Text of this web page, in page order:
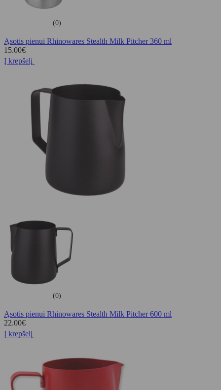
(0)
Ąsotis pienui Rhinowares Stealth Milk Pitcher 360 ml
15.00€
Į krepšelį
(0)
Ąsotis pienui Rhinowares Stealth Milk Pitcher 600 ml
22.00€
Į krepšelį